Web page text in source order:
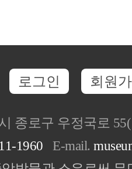
로그인 회원
종로구 우정국로
1960 E-mail.